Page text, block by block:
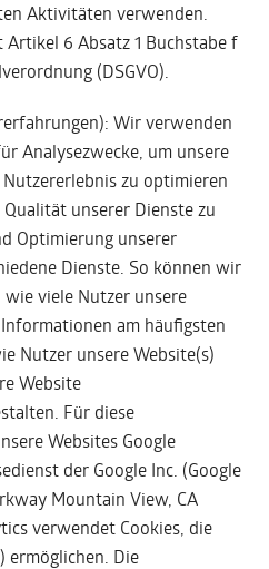
Aktivitäten verwenden.
6 Absatz 1 Buchstabe f
(DSGVO).
Wir verwenden
Analysezwecke, um unsere
zu optimieren
unserer Dienste zu
Optimierung unserer
Dienste. So können wir
viele Nutzer unsere
am häufigsten
Nutzer unsere Website(s)
Website
Für diese
Websites Google
der Google Inc. (Google
Mountain View, CA
verwendet Cookies, die
ermöglichen. Die